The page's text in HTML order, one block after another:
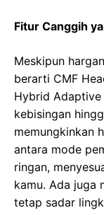
Fitur Canggih
Meskipun
berarti CMF
Hybrid
kebisingan
memungkinkan
antara mode
ringan,
kamu. Ada juga
tetap sadar